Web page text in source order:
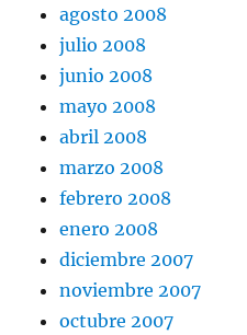
agosto 2008
julio 2008
junio 2008
mayo 2008
abril 2008
marzo 2008
febrero 2008
enero 2008
diciembre 2007
noviembre 2007
octubre 2007